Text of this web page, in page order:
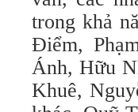
trong khả
Điểm,
Ánh, Hữu
Khuê,